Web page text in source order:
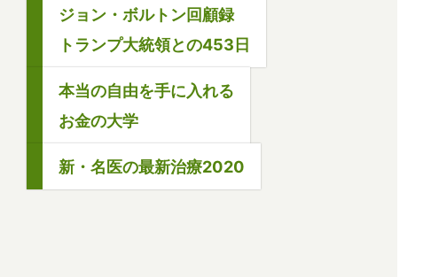
ジョン・ボルトン回顧録
トランプ大統領との453日
本当の自由を手に入れる
お金の大学
新・名医の最新治療2020